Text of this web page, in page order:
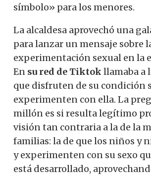
símbolo» para los menores.
La alcaldesa aprovechó una
para lanzar un mensaje sobre
experimentación sexual en la
En su red de Tiktok llamaba a
que disfruten de su condición
experimenten con ella. La
millón es si resulta legítimo
visión tan contraria a la de la
familias: la de que los niños y
y experimenten con su sexo
está desarrollado,